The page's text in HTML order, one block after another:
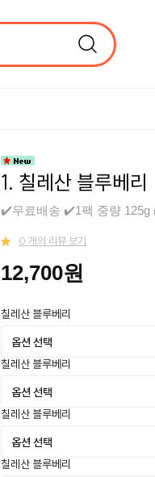
1. 칠레산 블루베리
✔️무료배송 ✔️1팩 중량 125g
0 개의 리뷰 보기
12,700원
칠레산 블루베리
칠레산 블루베리
칠레산 블루베리
칠레산 블루베리